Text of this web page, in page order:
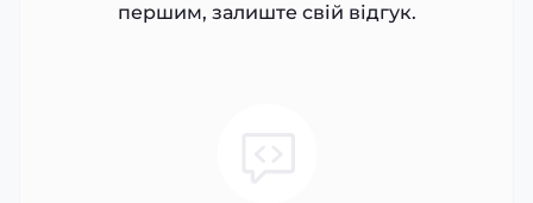
першим, залиште свій відгук.